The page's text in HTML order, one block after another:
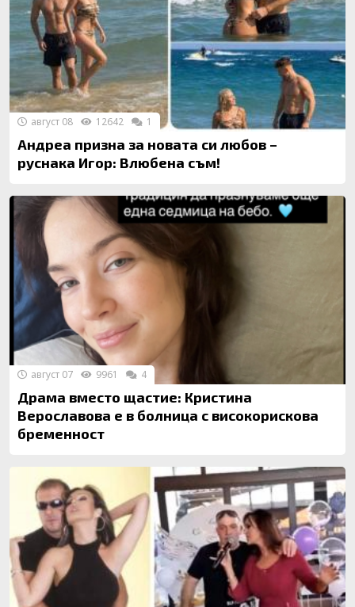
Андреа призна за новата си любов –
руснака Игор: Влюбена съм!
август 08 12642 1
Драма вместо щастие: Кристина
Верославова е в болница с високорискова
бременност
август 07 9961 4